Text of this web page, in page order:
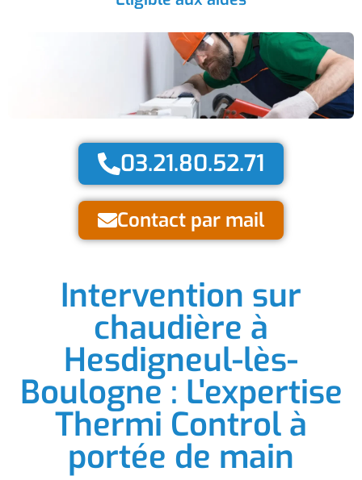
03.21.80.52.71
Contact par mail
Intervention sur
chaudière à
Hesdigneul-lès-
Boulogne : L'expertise
Thermi Control à
portée de main